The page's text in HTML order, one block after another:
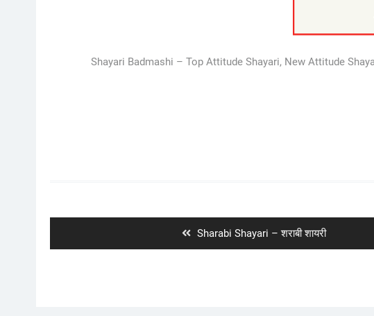
Shayari Badmashi – Top Attitude Shayari, New Attitude
Previous
post:
Sharabi Shayari – शराबी शायरी